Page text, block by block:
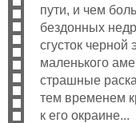
пути, и чем
бездонных
сгусток
маленького
страшные
тем временем
к его окраине...